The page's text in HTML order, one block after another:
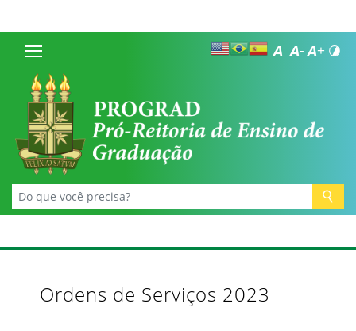
Ordens de Serviços 2023